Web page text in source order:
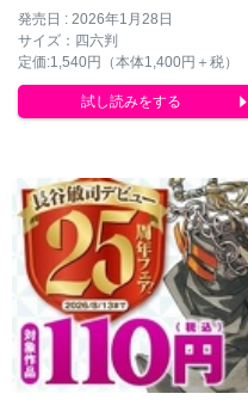
発売日 : 2026年1月28日
サイズ：四六判
定価:1,540円（本体1,400円＋税）
試し読みをする